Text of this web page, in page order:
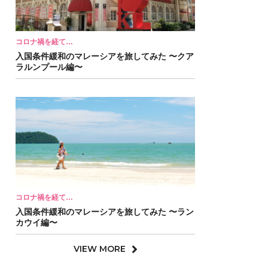
コロナ禍を経て…
入国条件緩和のマレーシアを旅してみた 〜クア
ラルンプール編〜
コロナ禍を経て…
入国条件緩和のマレーシアを旅してみた 〜ラン
カウイ編〜
VIEW MORE